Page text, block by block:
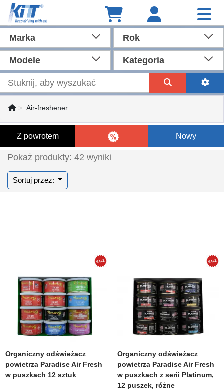
Marka Rok
Modele Kategoria
Air-freshener
Z powrotem Nowy
Pokaż produkty: 42 wyniki
Sortuj przez:
Organiczny odświeżacz
powietrza Paradise Air Fresh
w puszkach 12 sztuk
Organiczny odświeżacz
powietrza Paradise Air Fresh
w puszkach z serii Platinum,
12 puszek, różne